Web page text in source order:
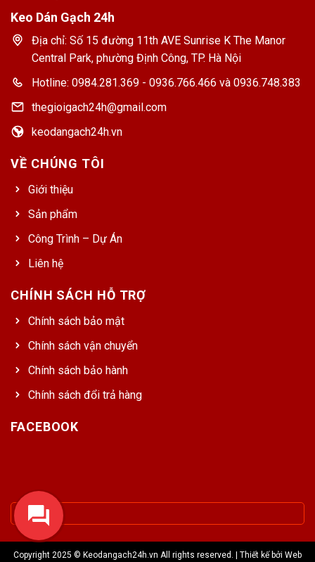
Keo Dán Gạch 24h
Địa chỉ: Số 15 đường 11th AVE Sunrise K The Manor
Central Park, phường Định Công, TP. Hà Nội
Hotline: 0984.281.369 - 0936.766.466 và 0936.748.383
thegioigach24h@gmail.com
keodangach24h.vn
VỀ CHÚNG TÔI
Giới thiệu
Sản phẩm
Công Trình – Dự Án
Liên hệ
CHÍNH SÁCH HỖ TRỢ
Chính sách bảo mật
Chính sách vận chuyển
Chính sách bảo hành
Chính sách đổi trả hàng
FACEBOOK
Copyright 2025 © Keodangach24h.vn All rights reserved. | Thiết kế bởi Web